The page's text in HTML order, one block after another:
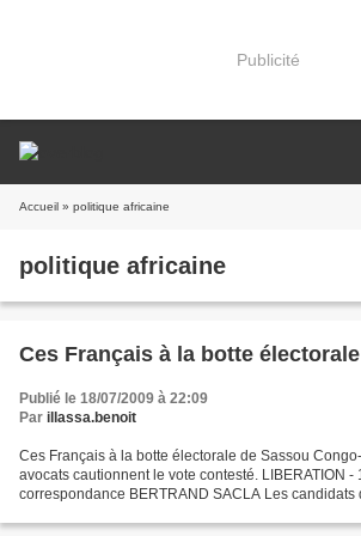
Publicité
Accueil » politique africaine
politique africaine
Ces Français à la botte
Publié le 18/07/2009 à 22:09
Par illassa.benoit
Ces Français à la botte électorale de Sassou
avocats cautionnent le vote contesté. LIBERATION
correspondance BERTRAND SACLA Les candidats